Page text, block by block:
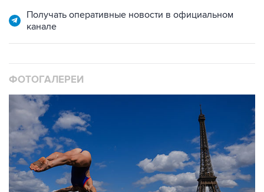
Получать оперативные новости в официальном
канале
ФОТОГАЛЕРЕИ